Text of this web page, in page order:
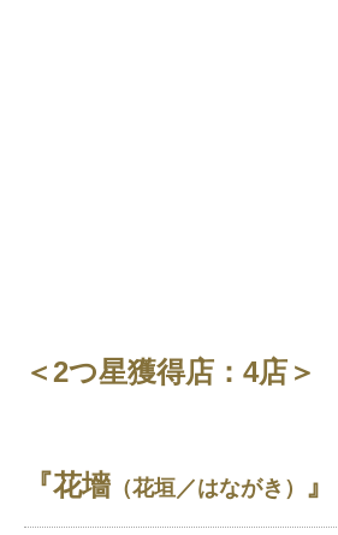
＜2つ星獲得店：4店＞
『花墻 （花垣／はながき） 』